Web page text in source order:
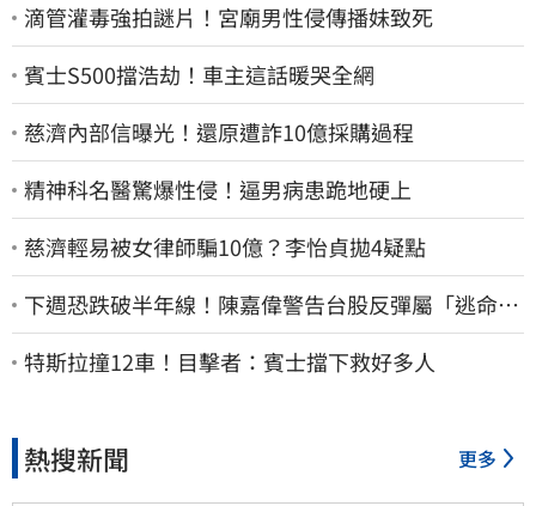
滴管灌毒強拍謎片！宮廟男性侵傳播妹致死
賓士S500擋浩劫！車主這話暖哭全網
慈濟內部信曝光！還原遭詐10億採購過程
精神科名醫驚爆性侵！逼男病患跪地硬上
慈濟輕易被女律師騙10億？李怡貞拋4疑點
下週恐跌破半年線！陳嘉偉警告台股反彈屬「逃命
波」：空頭大屠殺剛開始
特斯拉撞12車！目擊者：賓士擋下救好多人
熱搜新聞 更多